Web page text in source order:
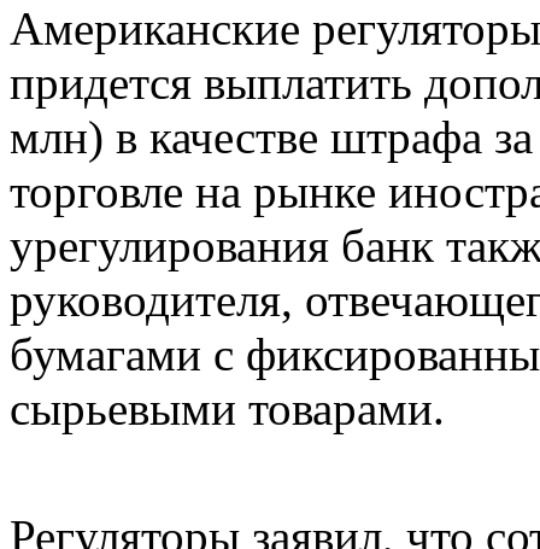
Американские
придется выплатить
млн) в качестве штрафа
торговле на рынке
урегулирования банк
руководителя,
бумагами с
сырьевыми товарами.
Регуляторы заявил, что